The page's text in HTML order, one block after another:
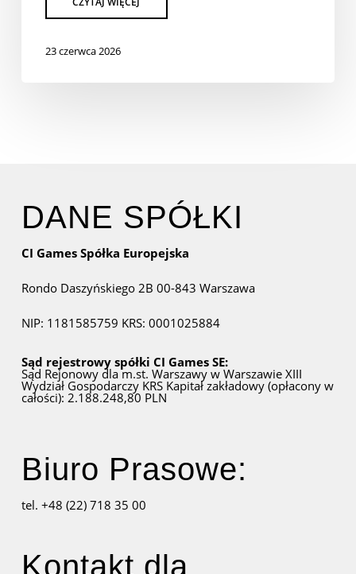
23 czerwca 2026
DANE SPÓŁKI
CI Games Spółka Europejska
Rondo Daszyńskiego 2B 00-843 Warszawa
NIP: 1181585759 KRS: 0001025884
Sąd rejestrowy spółki CI Games SE:
Sąd Rejonowy dla m.st. Warszawy w WarszawieXIII
Wydział Gospodarczy KRSKapitał zakładowy (opłacony w
całości): 2.188.248,80 PLN
Biuro Prasowe:
tel. +48 (22) 718 35 00
Kontakt dla